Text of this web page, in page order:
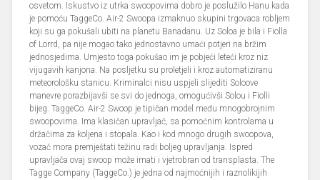
osvetom. Iskustvo iz utrka swoopovima dobro je poslužilo Hanu kada
je pomoću TaggeCo. Air-2 Swoopa izmaknuo skupini trgovaca robljem
koji su ga pokušali ubiti na planetu Banadanu. Uz Soloa je bila i Fiolla
of Lorrd, pa nije mogao tako jednostavno umaći potjeri na bržim
jednosjedima. Umjesto toga pokušao im je pobjeći leteći kroz niz
vijugavih kanjona. Na posljetku su proletjeli i kroz automatiziranu
meteorološku stanicu. Kriminalci nisu uspjeli slijediti Soloove
manevre porazbijavši se svi do jednoga, omogućivši Solou i Fiolli
bijeg. TaggeCo. Air-2 Swoop je tipičan model među mnogobrojnim
swoopovima. Ima klasičan upravljač, sa pomoćnim kontrolama u
držačima za koljena i stopala. Kao i kod mnogo drugih swoopova,
vozač mora premještati težinu radi boljeg upravljanja. Ispred
upravljača ovaj swoop može imati i vjetrobran od transplasta. The
Tagge Company (TaggeCo.) je jedna od najmoćnijih i raznolikijih